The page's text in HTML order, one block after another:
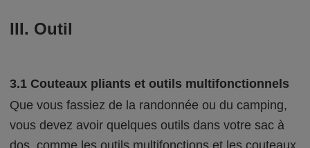
III. Outil
3.1 Couteaux pliants et outils multifonctionnels
Que vous fassiez de la randonnée ou du camping,
vous devez avoir quelques outils dans votre sac à